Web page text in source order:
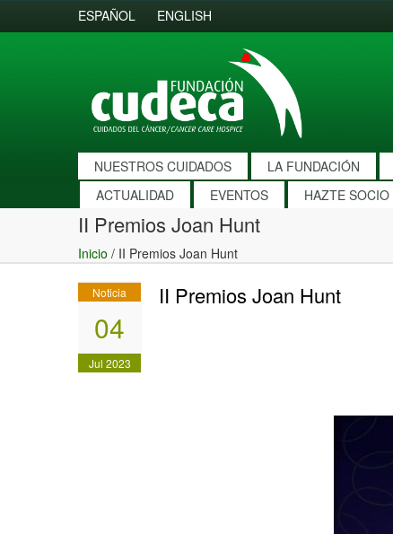
ESPAÑOL ENGLISH
NUESTROS CUIDADOS LA FUNDACIÓN
ACTUALIDAD
EVENTOS HAZTE SOCIO
II Premios Joan Hunt
Inicio / II Premios Joan Hunt
Noticia
04
Jul 2023
II Premios Joan Hunt